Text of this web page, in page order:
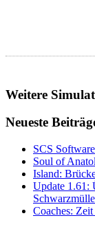
Weitere
Neueste
SCS
Soul of
Island:
Update 1.61:
Coaches: